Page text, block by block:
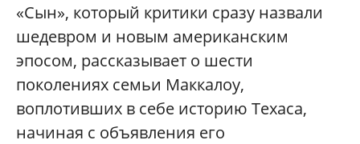
«Сын», который критики сразу назвали
шедевром и новым американским
эпосом, рассказывает о шести
поколениях семьи Маккалоу,
воплотивших в себе историю Техаса,
начиная с объявления его